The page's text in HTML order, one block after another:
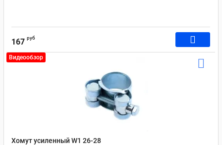
167 руб
Видеообзор
Хомут усиленный W1 26-28